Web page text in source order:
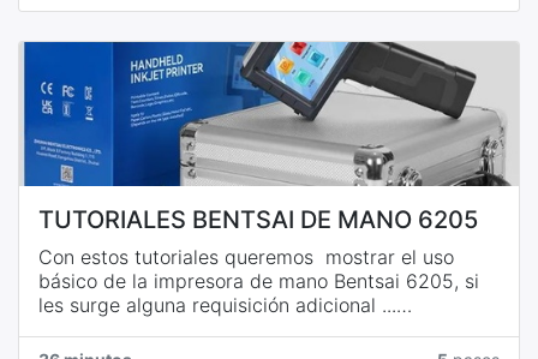
REGISTRARSEhaciendo clic en el botónROJO
(UNIRCE A ESTE CURSO o SOLICITAR ACCESO)
TUTORIALES BENTSAI DE MANO 6205
Con estos tutoriales queremos mostrar el uso
básico de la impresora de mano Bentsai 6205, si
les surge alguna requisición adicional ...
realizaremos un video para explicarlo.